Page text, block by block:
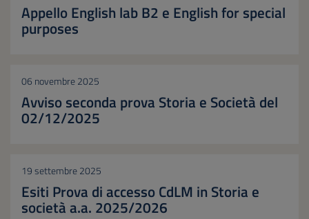
Appello English lab B2 e English for special
purposes
06 novembre 2025
Avviso seconda prova Storia e Società del
02/12/2025
19 settembre 2025
Esiti Prova di accesso CdLM in Storia e
società a.a. 2025/2026